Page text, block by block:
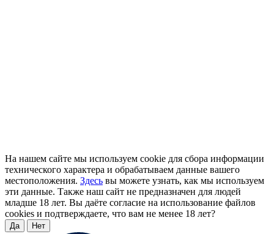
На нашем сайте мы используем cookie для сбора информации
технического характера и обрабатываем данные вашего
местоположения. Здесь вы можете узнать, как мы используем
эти данные. Также наш сайт не предназначен для людей
младше 18 лет. Вы даёте согласие на использование файлов
cookies и подтверждаете, что вам не менее 18 лет?
Да Нет